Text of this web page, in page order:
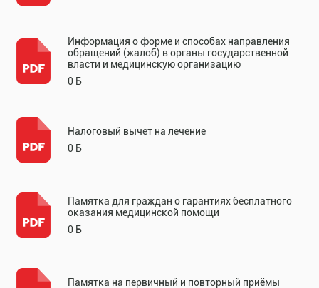
Информация о форме и способах направления
обращений (жалоб) в органы государственной
власти и медицинскую организацию
0 Б
Налоговый вычет на лечение
0 Б
Памятка для граждан о гарантиях бесплатного
оказания медицинской помощи
0 Б
Памятка на первичный и повторный приёмы